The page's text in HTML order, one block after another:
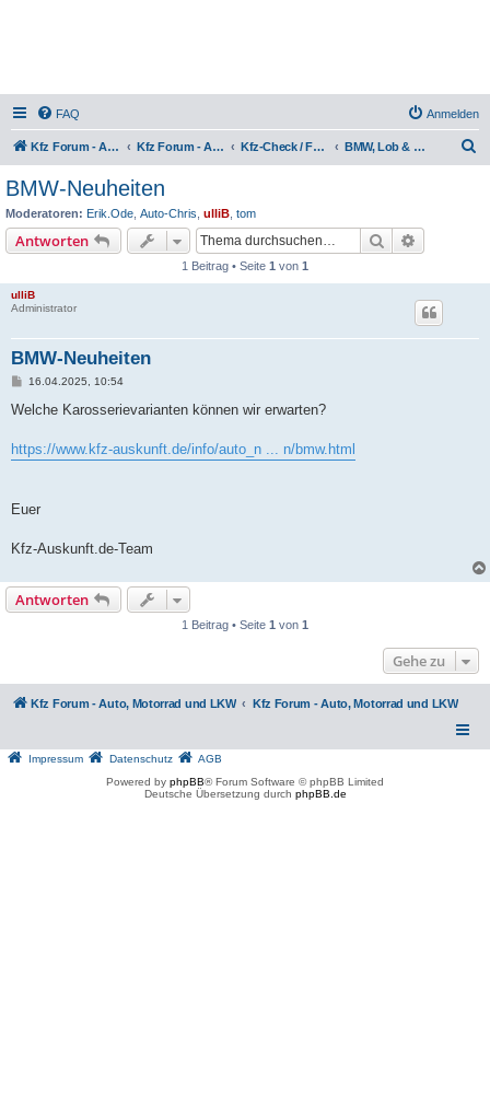
FAQ Anmelden
Kfz Forum - Auto, Motorrad und LKW Kfz Forum - Auto, Motorrad und LKW Kfz-Check / Fahrzeugbewertung / Lob & Tadel / Berichte & Erfahrungen BMW, Lob & Kritik
BMW-Neuheiten
Moderatoren: Erik.Ode Auto-Chris ulliB tom
Antworten Suche
1 Beitrag • Seite 1 von 1
ulliB
Administrator
BMW-Neuheiten
B
i
a
g
16.04.2025, 10:54
Welche Karosserievarianten können wir erwarten?
https://www.kfz-auskunft.de/info/auto_n ... n/bmw.html
Euer
Kfz-Auskunft.de-Team
Antworten
1 Beitrag • Seite 1 von 1
Gehe zu
Kfz Forum - Auto, Motorrad und LKW Kfz Forum - Auto, Motorrad und LKW
Impressum Datenschutz
AGB
Powered by phpBB® Forum Software © phpBB Limited
Deutsche Übersetzung durch phpBB.de